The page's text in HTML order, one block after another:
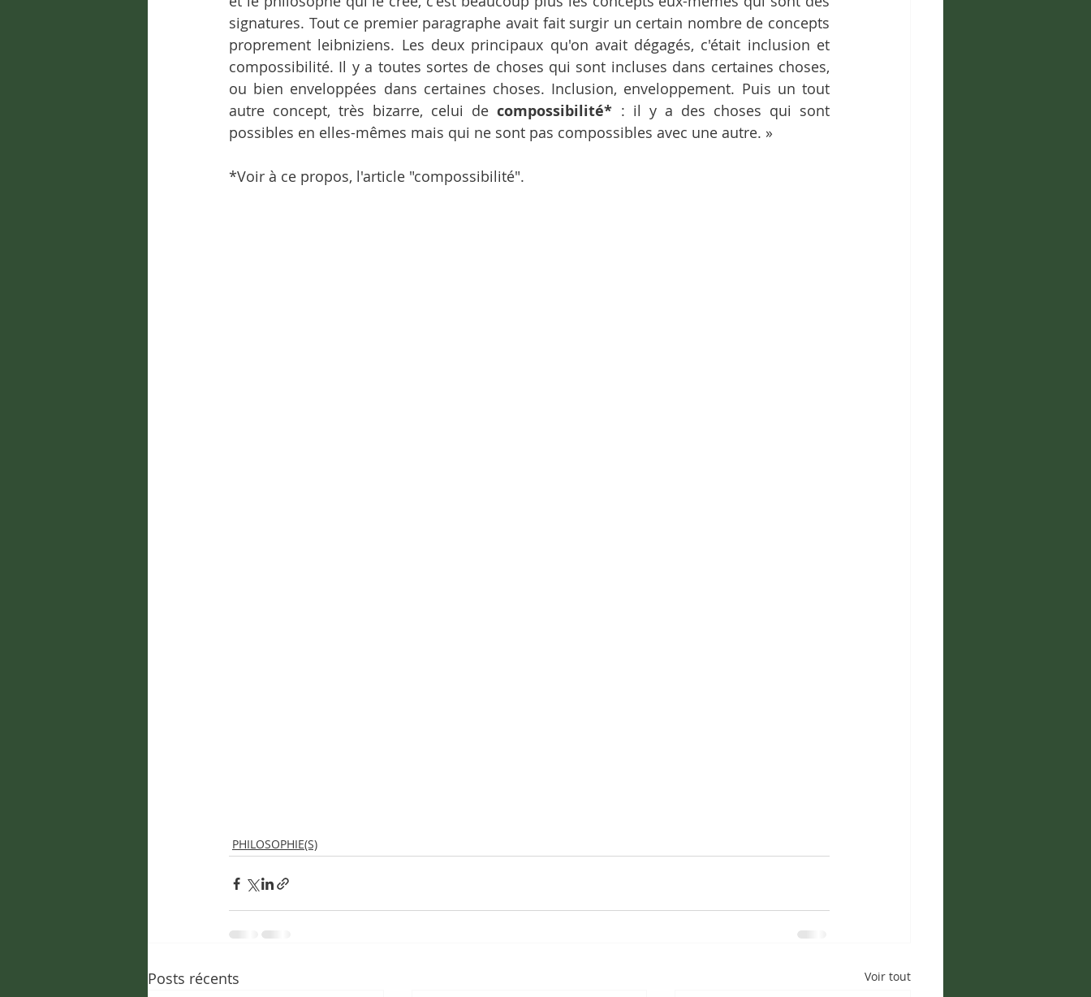
signatures. Tout ce premier paragraphe avait fait surgir un certain nombre de concepts
proprement leibniziens. Les deux principaux qu'on avait dégagés, c'était inclusion et
compossibilité. Il y a toutes sortes de choses qui sont incluses dans certaines choses,
ou bien enveloppées dans certaines choses. Inclusion, enveloppement. Puis un tout
autre concept, très bizarre, celui de compossibilité* : il y a des choses qui sont
possibles en elles-mêmes mais qui ne sont pas compossibles avec une autre. »
*Voir à ce propos, l'article "compossibilité".
PHILOSOPHIE(S)
Posts récents Voir tout